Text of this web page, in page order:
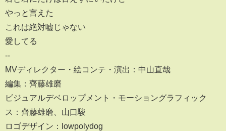
やっと言えた
これは絶対嘘じゃない
愛してる
--
MVディレクター・絵コンテ・演出：中山直哉
編集：齊藤雄磨
ビジュアルデベロップメント・モーショングラフィック
ス：齊藤雄磨、山口駿
ロゴデザイン：lowpolydog